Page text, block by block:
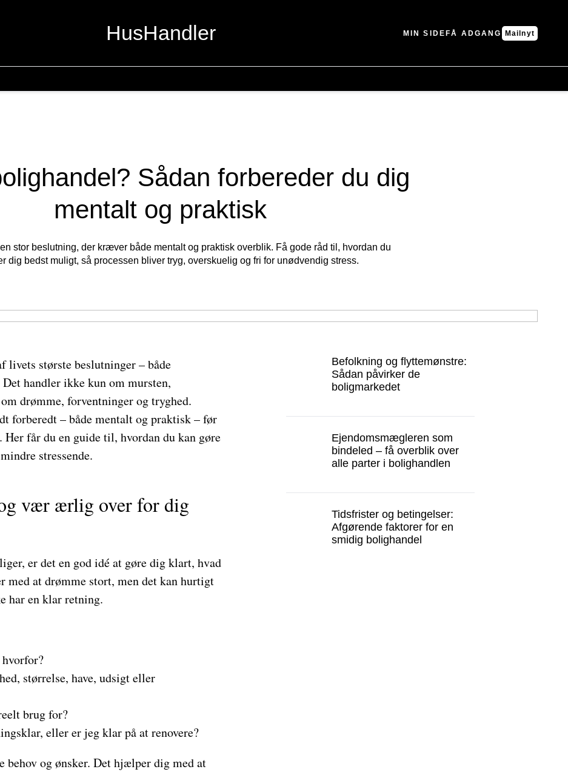
HusHandler MIN SIDEFÅ ADGANG Mailnyt
Sådan forbereder du dig
mentalt og praktisk
stor beslutning, der kræver både mentalt og praktisk overblik. Få gode råd til, hvordan du
dig bedst muligt, så processen bliver tryg, overskuelig og fri for unødvendig stress.
livets største beslutninger – både
handler ikke kun om mursten,
drømme, forventninger og tryghed.
forberedt – både mentalt og praktisk – før
får du en guide til, hvordan du kan gøre
stressende.
vær ærlig over for dig
er det en god idé at gøre dig klart, hvad
med at drømme stort, men det kan hurtigt
har en klar retning.
størrelse, have, udsigt eller
brug for?
eller er jeg klar på at renovere?
og ønsker. Det hjælper dig med at
Befolkning og flyttemønstre:
Sådan påvirker de
boligmarkedet
Ejendomsmægleren som
bindeled – få overblik over
alle parter i bolighandlen
Tidsfrister og betingelser:
Afgørende faktorer for en
smidig bolighandel